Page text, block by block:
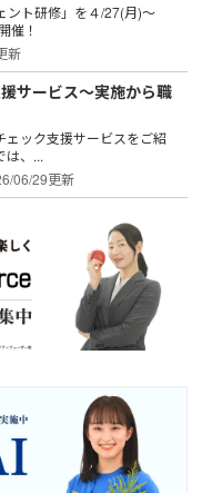
ント研修」を４/27(月)～
催！
新
サービス～実施から職
ェック支援サービスをご紹
は、...
06/29更新